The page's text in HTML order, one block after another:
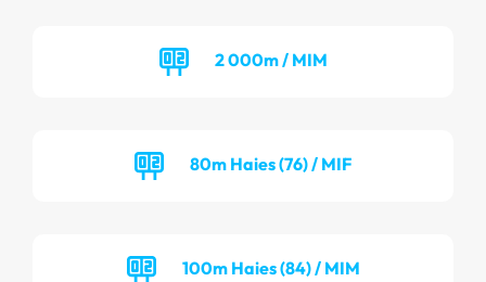
2 000m / MIM
80m Haies (76) / MIF
100m Haies (84) / MIM